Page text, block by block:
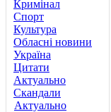
Кримінал
Спорт
Культура
Обласні новини
Україна
Цитати
Актуально
Скандали
Актуально